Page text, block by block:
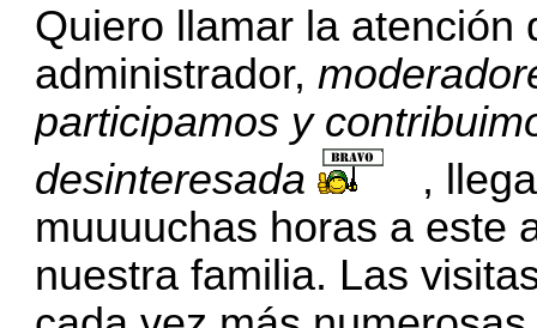
Quiero llamar la atención
administrador,
participamos y
desinteresada
,
muuuuchas horas a este
nuestra familia. Las